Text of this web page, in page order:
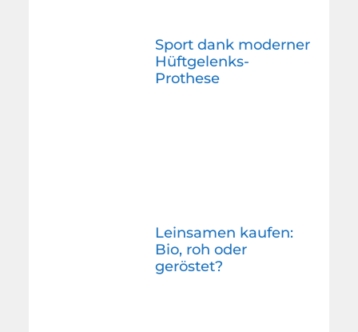
Sport dank moderner
Hüftgelenks-
Prothese
Leinsamen kaufen:
Bio, roh oder
geröstet?